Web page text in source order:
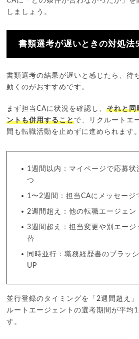
しましょう。
書類選考が遅いときの対処法
書類選考の結果が遅いと感じたら、待
動くのがおすすめです。
まず担当CAに状況を確認し、 それと同
ントも併用することで、リクルートエ
間も転職活動を止めずに進められます。
1週間以内：マイページで応募状
つ
1〜2週間：担当CAにメッセージ
2週間超え：他の転職エージェン
3週間超え：担当変更や別エージ
替
同時並行：職務経歴書のブラッ
UP
並行登録のタイミングを「2週間超え
ルートエージェントの選考期間が平均
す。